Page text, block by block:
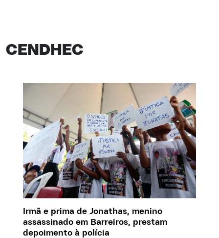
CENDHEC
Irmã e prima de Jonathas, menino
assassinado em Barreiros, prestam
depoimento à polícia